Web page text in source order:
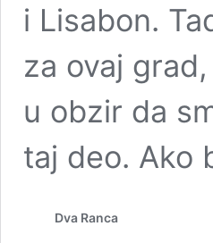
i Lisabon.
za ovaj
u obzir da
taj deo.
Dva Ranca